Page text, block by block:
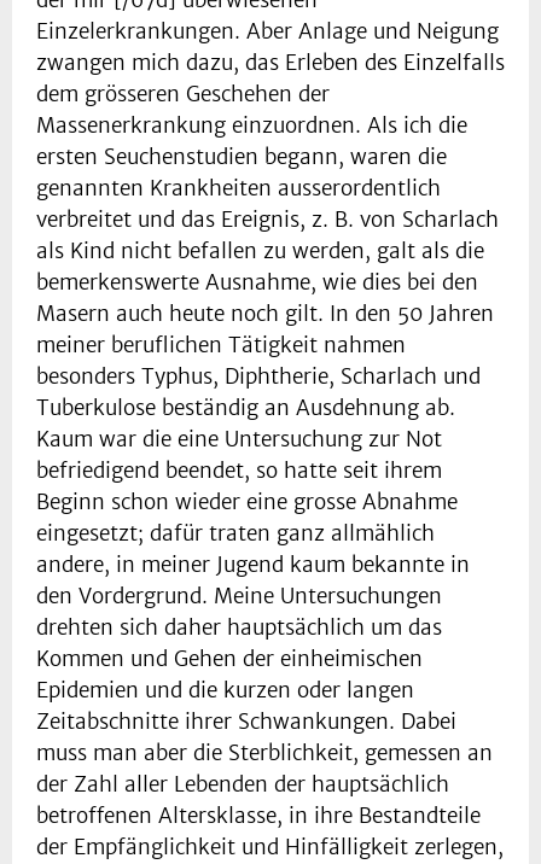
Einzelerkrankungen. Aber Anlage und Neigung
zwangen mich dazu, das Erleben des Einzelfalls
dem grösseren Geschehen der
Massenerkrankung einzuordnen. Als ich die
ersten Seuchenstudien begann, waren die
genannten Krankheiten ausserordentlich
verbreitet und das Ereignis, z. B. von Scharlach
als Kind nicht befallen zu werden, galt als die
bemerkenswerte Ausnahme, wie dies bei den
Masern auch heute noch gilt. In den 50 Jahren
meiner beruflichen Tätigkeit nahmen
besonders Typhus, Diphtherie, Scharlach und
Tuberkulose beständig an Ausdehnung ab.
Kaum war die eine Untersuchung zur Not
befriedigend beendet, so hatte seit ihrem
Beginn schon wieder eine grosse Abnahme
eingesetzt; dafür traten ganz allmählich
andere, in meiner Jugend kaum bekannte in
den Vordergrund. Meine Untersuchungen
drehten sich daher hauptsächlich um das
Kommen und Gehen der einheimischen
Epidemien und die kurzen oder langen
Zeitabschnitte ihrer Schwankungen. Dabei
muss man aber die Sterblichkeit, gemessen an
der Zahl aller Lebenden der hauptsächlich
betroffenen Altersklasse, in ihre Bestandteile
der Empfänglichkeit und Hinfälligkeit zerlegen,